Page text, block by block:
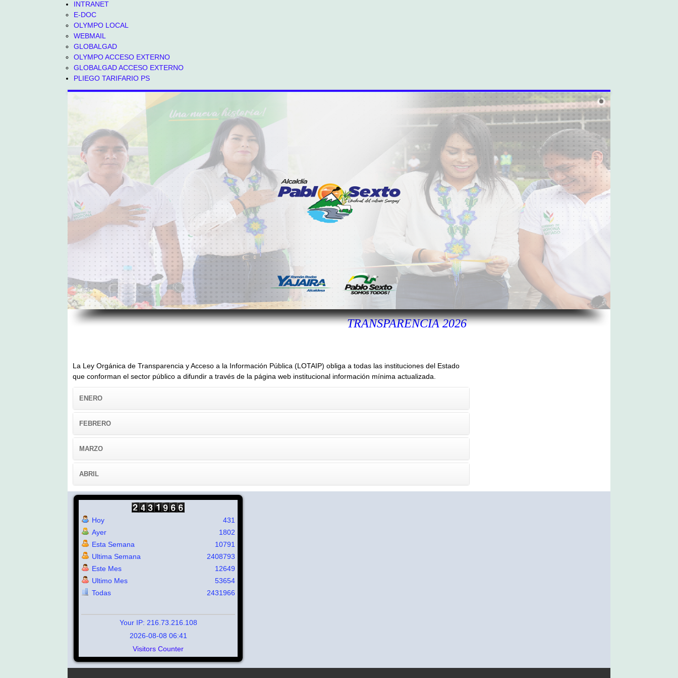
INTRANET
E-DOC
OLYMPO LOCAL
WEBMAIL
GLOBALGAD
OLYMPO ACCESO EXTERNO
GLOBALGAD ACCESO EXTERNO
PLIEGO TARIFARIO PS
TRANSPARENCIA 2026
La Ley Orgánica de Transparencia y Acceso a la Información Pública (LOTAIP) obliga a todas las instituciones del Estado
que conforman el sector público a difundir a través de la página web institucional información mínima actualizada.
ENERO
FEBRERO
MARZO
ABRIL
Hoy
Ayer
Esta Semana
Ultima Semana
Este Mes
Ultimo Mes
Todas
431
1802
10791
2408793
12649
53654
2431966
Your IP: 216.73.216.108
2026-08-08 06:41
Visitors Counter